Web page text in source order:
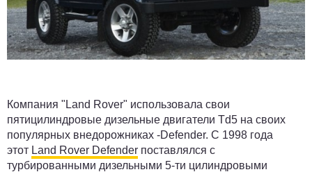
Компания "Land Rover" использовала свои
пятицилиндровые дизельные двигатели Td5 на своих
популярных внедорожниках -Defender. С 1998 года
этот Land Rover Defender поставлялся с
турбированными дизельными 5-ти цилиндровыми